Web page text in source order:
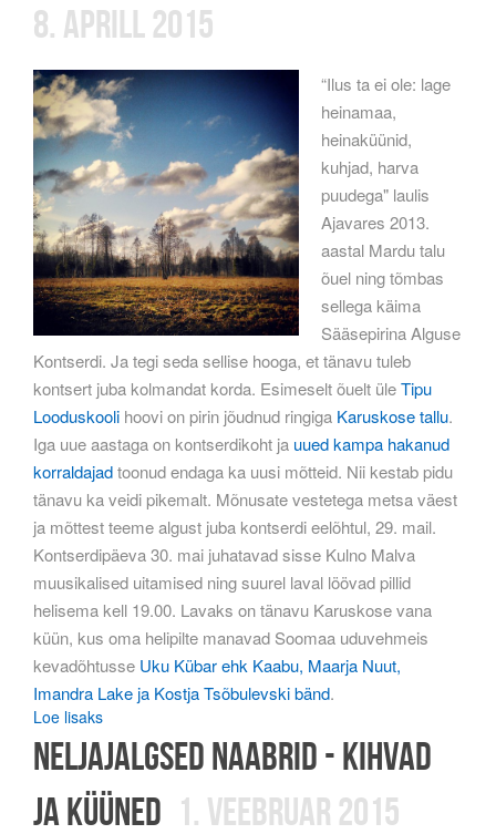
8. aprill 2015
“Ilus ta ei ole: lage
heinamaa,
heinaküünid,
kuhjad, harva
puudega" laulis
Ajavares 2013.
aastal Mardu talu
õuel ning tõmbas
sellega käima
Sääsepirina Alguse
Kontserdi. Ja tegi seda sellise hooga, et tänavu tuleb
kontsert juba kolmandat korda. Esimeselt õuelt üleTipu
Looduskooli hoovi on pirin jõudnud ringiga Karuskose tallu.
Iga uue aastaga on kontserdikoht ja uued kampa hakanud
korraldajadtoonud endaga ka uusi mõtteid. Nii kestab pidu
tänavu ka veidi pikemalt. Mõnusate vestetega metsa väest
ja mõttest teeme algust juba kontserdi eelõhtul, 29. mail.
Kontserdipäeva 30. mai juhatavad sisse Kulno Malva
muusikalised uitamised ning suurel laval löövad pillid
helisema kell 19.00. Lavaks on tänavu Karuskose vana
küün, kus oma helipilte manavad Soomaa uduvehmeis
kevadõhtusse Uku Kübar ehk Kaabu, Maarja Nuut,
Imandra Lake ja Kostja Tsõbulevski bänd.
Loe lisaks
neljajalgsed naabrid - kihvad
ja küüned 1. veebruar 2015